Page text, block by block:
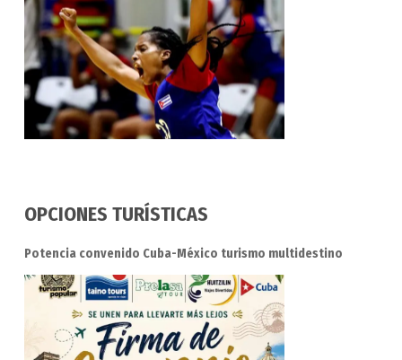
OPCIONES TURÍSTICAS
Potencia convenido Cuba-México turismo multidestino